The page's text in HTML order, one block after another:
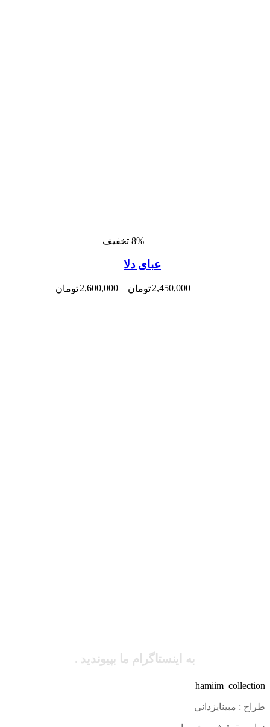
8% تخفیف
عبای دلا
تومان2,450,000
– تومان2,600,000
به اینستاگرام ما بپیوندید .
hamiim_collection
طراح : مبینایزدانی